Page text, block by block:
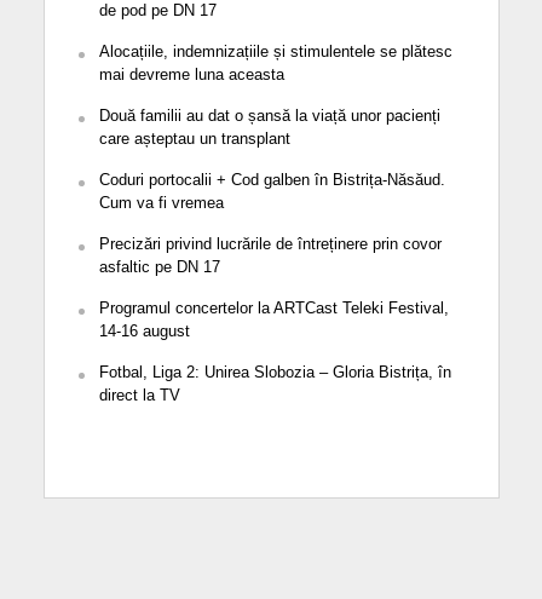
de pod pe DN 17
Alocațiile, indemnizațiile și stimulentele se plătesc
mai devreme luna aceasta
Două familii au dat o șansă la viață unor pacienți
care așteptau un transplant
Coduri portocalii + Cod galben în Bistrița-Năsăud.
Cum va fi vremea
Precizări privind lucrările de întreținere prin covor
asfaltic pe DN 17
Programul concertelor la ARTCast Teleki Festival,
14-16 august
Fotbal, Liga 2: Unirea Slobozia – Gloria Bistrița, în
direct la TV